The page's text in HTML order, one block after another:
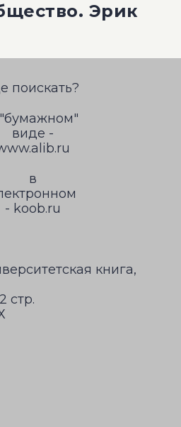
Эрик
поискать?
виде -
в
- koob.ru
книга,
стр.